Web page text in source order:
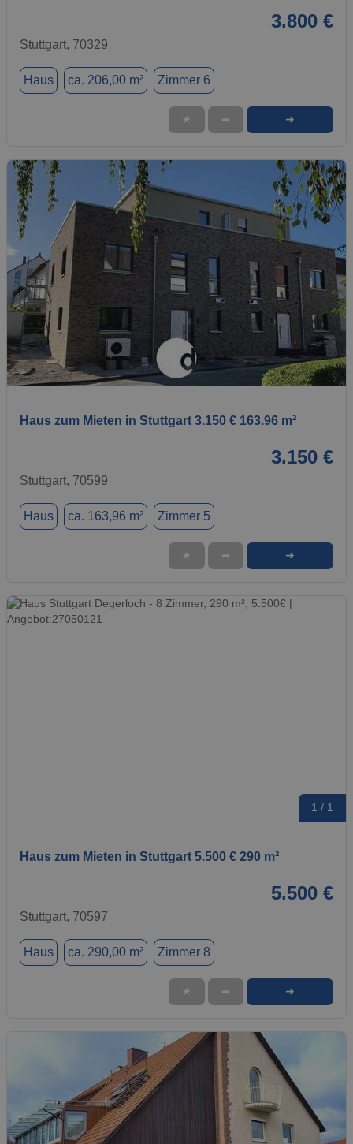
3.800 €
Stuttgart, 70329
Haus ca. 206,00 m² Zimmer 6
★ ➦ ➜
1 / 1
Haus zum Mieten in Stuttgart 3.150 € 163.96 m²
3.150 €
Stuttgart, 70599
Haus ca. 163,96 m² Zimmer 5
★ ➦ ➜
1 / 1
Haus zum Mieten in Stuttgart 5.500 € 290 m²
5.500 €
Stuttgart, 70597
Haus ca. 290,00 m² Zimmer 8
★ ➦ ➜